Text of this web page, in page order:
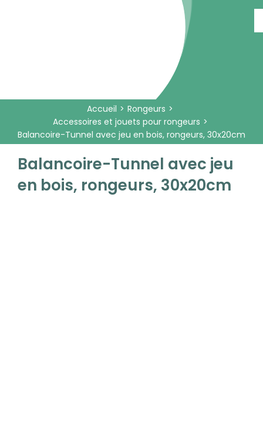
Accueil
Rongeurs
Accessoires et jouets pour rongeurs
Balancoire-Tunnel avec jeu en bois, rongeurs, 30x20cm
Balancoire-Tunnel avec jeu
en bois, rongeurs, 30x20cm